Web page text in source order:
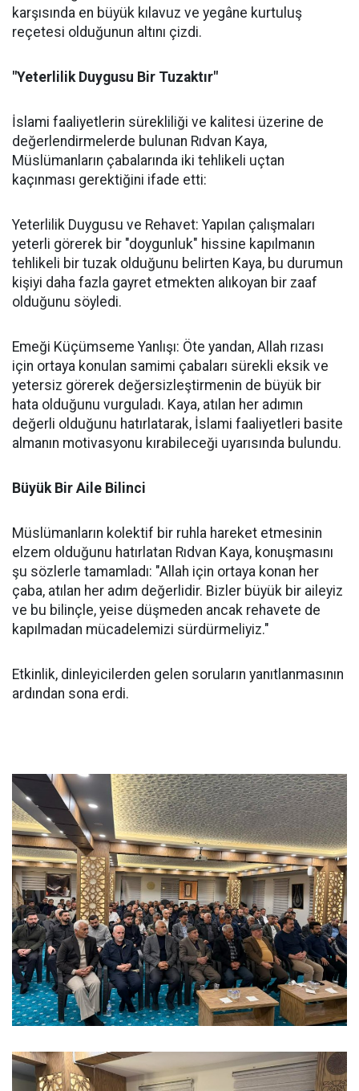
karşısında en büyük kılavuz ve yegâne kurtuluş
reçetesi olduğunun altını çizdi.
"Yeterlilik Duygusu Bir Tuzaktır"
İslami faaliyetlerin sürekliliği ve kalitesi üzerine de
değerlendirmelerde bulunan Rıdvan Kaya,
Müslümanların çabalarında iki tehlikeli uçtan
kaçınması gerektiğini ifade etti:
Yeterlilik Duygusu ve Rehavet: Yapılan çalışmaları
yeterli görerek bir "doygunluk" hissine kapılmanın
tehlikeli bir tuzak olduğunu belirten Kaya, bu durumun
kişiyi daha fazla gayret etmekten alıkoyan bir zaaf
olduğunu söyledi.
Emeği Küçümseme Yanlışı: Öte yandan, Allah rızası
için ortaya konulan samimi çabaları sürekli eksik ve
yetersiz görerek değersizleştirmenin de büyük bir
hata olduğunu vurguladı. Kaya, atılan her adımın
değerli olduğunu hatırlatarak, İslami faaliyetleri basite
almanın motivasyonu kırabileceği uyarısında bulundu.
Büyük Bir Aile Bilinci
Müslümanların kolektif bir ruhla hareket etmesinin
elzem olduğunu hatırlatan Rıdvan Kaya, konuşmasını
şu sözlerle tamamladı: "Allah için ortaya konan her
çaba, atılan her adım değerlidir. Bizler büyük bir aileyiz
ve bu bilinçle, yeise düşmeden ancak rehavete de
kapılmadan mücadelemizi sürdürmeliyiz."
Etkinlik, dinleyicilerden gelen soruların yanıtlanmasının
ardından sona erdi.